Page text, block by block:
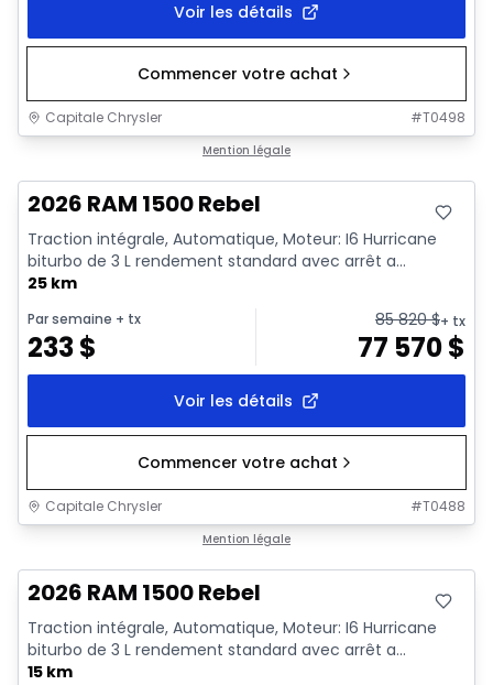
Voir les détails
Commencer votre achat
Capitale Chrysler #T0498
Mention légale
2026 RAM 1500 Rebel
Traction intégrale, Automatique, Moteur: I6 Hurricane
biturbo de 3 L rendement standard avec arrêt a...
25 km
Par semaine + tx
233$
85 820$+ tx
77 570$
Voir les détails
Commencer votre achat
Capitale Chrysler #T0488
Mention légale
2026 RAM 1500 Rebel
Traction intégrale, Automatique, Moteur: I6 Hurricane
biturbo de 3 L rendement standard avec arrêt a...
15 km